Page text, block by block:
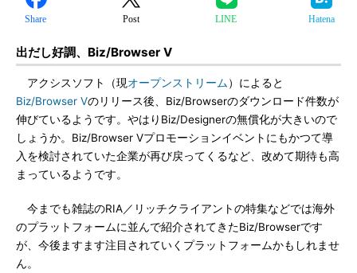
Share Post LINE Hatena
出だし好調、Biz/Browser V
アクシスソフト（現オープンストリーム）によると
Biz/Browser Vのリリース後、Biz/Browserのダウンロード件数が
伸びているようです。やはりBiz/Designerの無償化が大きいので
しょうか。Biz/Browser Vプロモーションイベントにもかつて導
入を検討されていた企業が再び戻ってくるなど、改めて期待も高
まっているようです。
今までも雑誌のRIA／リッチクライアントの特集などでは海外
のプラットフォームに並んで紹介されてきたBiz/Browserです
が、今後ますます注目されていくプラットフォームかもしれませ
ん。